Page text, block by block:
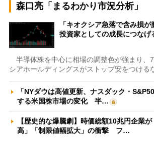
森口亮「まるわかり市況分析」
「キオクシア急落で含み損
投資家としての成長につな
半導体株を中心に相場の調整色が強まり、
シアホールディングスがストップ安をつける
「NYダウは高値更新、ナスダック・
する米国株市場の変化 半…
【歴史的な爆騰劇】時価総額10兆円企業
高」「制限値幅拡大」の衝撃 フ…